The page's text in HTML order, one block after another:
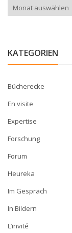
Archiv
KATEGORIEN
Bücherecke
En visite
Expertise
Forschung
Forum
Heureka
Im Gespräch
In Bildern
L’invité